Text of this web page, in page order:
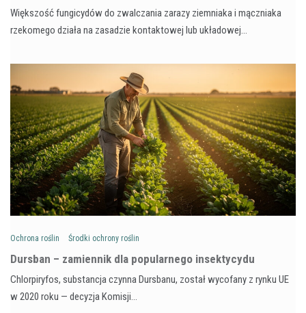
Większość fungicydów do zwalczania zarazy ziemniaka i mączniaka
rzekomego działa na zasadzie kontaktowej lub układowej…
Ochrona roślin Środki ochrony roślin
Dursban – zamiennik dla popularnego insektycydu
Chlorpiryfos, substancja czynna Dursbanu, został wycofany z rynku UE
w 2020 roku — decyzja Komisji…